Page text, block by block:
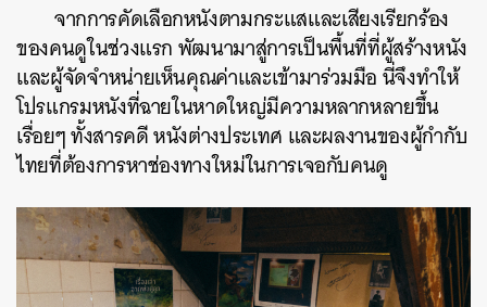
จากการคัดเลือกหนังตามกระแสและเสียงเรียกร้อง
ของคนดูในช่วงแรก พัฒนามาสู่การเป็นพื้นที่ที่ผู้สร้างหนัง
และผู้จัดจำหน่ายเห็นคุณค่าและเข้ามาร่วมมือ นี่จึงทำให้
โปรแกรมหนังที่ฉายในหาดใหญ่มีความหลากหลายขึ้น
เรื่อยๆ ทั้งสารคดี หนังต่างประเทศ และผลงานของผู้กำกับ
ไทยที่ต้องการหาช่องทางใหม่ในการเจอกับคนดู